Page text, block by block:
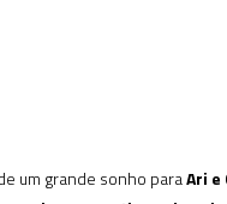
um grande sonho paraAri e